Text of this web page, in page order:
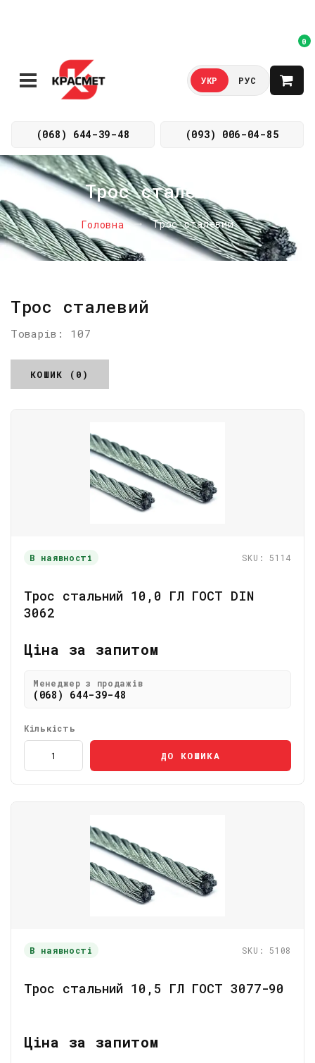
(068) 644-39-48 (093) 006-04-85
УКР РУС
0
Трос сталевий
Головна Трос сталевий
Трос сталевий
Товарів: 107
КОШИК (0)
В наявності SKU: 5114
Трос стальний 10,0 ГЛ ГОСТ DIN
3062
Ціна за запитом
Менеджер з продажів
(068) 644-39-48
Кількість
ДО КОШИКА
В наявності SKU: 5108
Трос стальний 10,5 ГЛ ГОСТ 3077-90
Ціна за запитом